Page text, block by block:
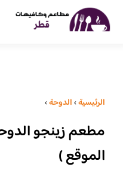
الرئيسية›الدوحة›
مطعم زينجو
الموقع )